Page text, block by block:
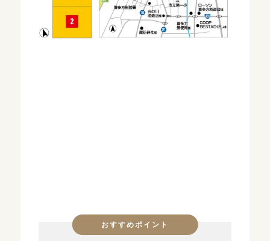
おすすめポイント